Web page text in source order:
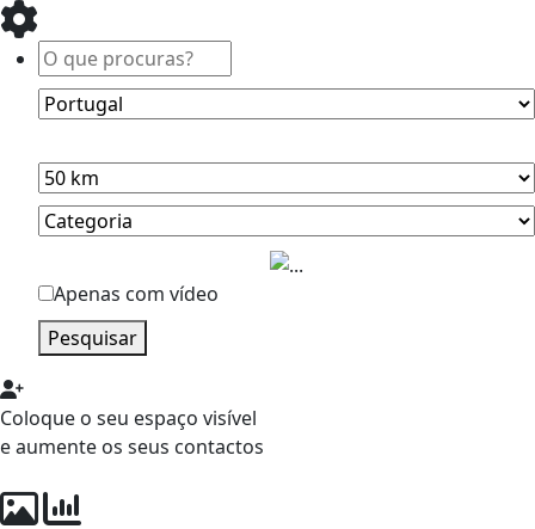
Apenas com vídeo
Pesquisar
Coloque o seu espaço visível
e aumente os seus contactos